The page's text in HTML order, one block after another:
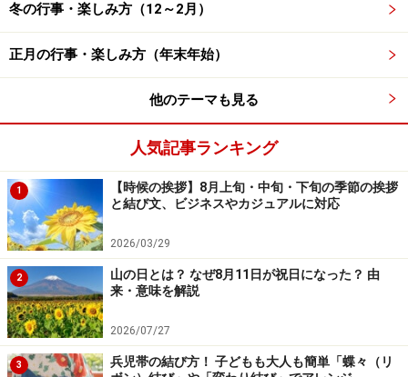
お月見クイズ2の答え……十五夜は満月とは
限らない
十五夜（中秋の名月）が満月とは限りません
■お月見・十五夜クイズ2…… お月見行事の「十五夜」は満
月ですか？
A：「当然満月です」 ⇒×
B：「いいえ、満月ではありません」 ⇒×
C：「毎年違う」 ⇒○
十五夜（旧暦の8月15日）って満月だと思い込んでいま
冬の行事・楽しみ方（12～2月）
正月の行事・楽しみ方（年末年始）
他のテーマも見る
人気記事ランキング
1
【時候の挨拶】8月上旬・中旬・下旬の季節の挨拶
と結び文、ビジネスやカジュアルに対応
2026/03/29
2
山の日とは？ なぜ8月11日が祝日になった？ 由
来・意味を解説
2026/07/27
3
兵児帯の結び方！ 子どもも大人も簡単「蝶々（リ